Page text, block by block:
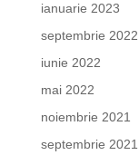
ianuarie 2023
septembrie 2022
iunie 2022
mai 2022
noiembrie 2021
septembrie 2021